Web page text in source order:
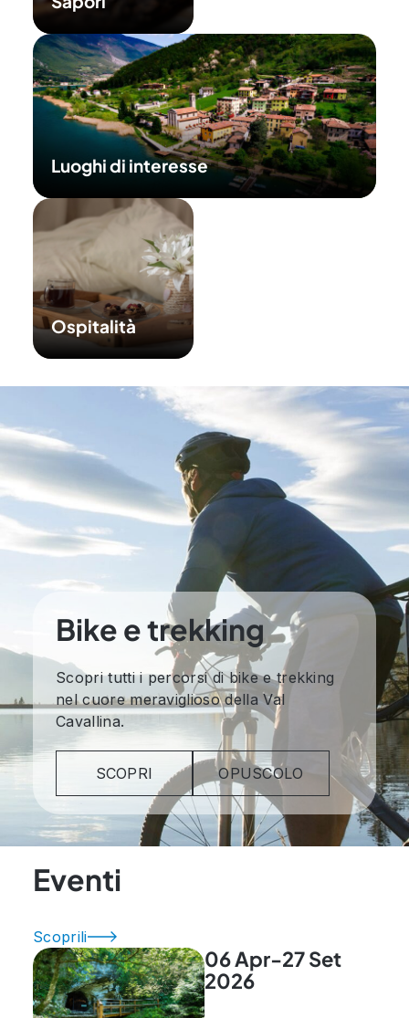
Luoghi di interesse
Ospitalità
Bike e trekking
Scopri tutti i percorsi di bike e trekking
nel cuore meraviglioso della Val
Cavallina.
SCOPRI OPUSCOLO
Eventi
Scoprili
06 Apr-27 Set
2026